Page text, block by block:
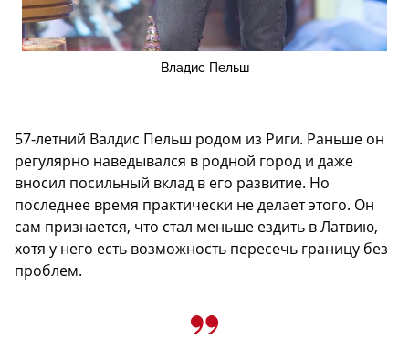
Владис Пельш
57-летний Валдис Пельш родом из Риги. Раньше он
регулярно наведывался в родной город и даже
вносил посильный вклад в его развитие. Но
последнее время практически не делает этого. Он
сам признается, что стал меньше ездить в Латвию,
хотя у него есть возможность пересечь границу без
проблем.